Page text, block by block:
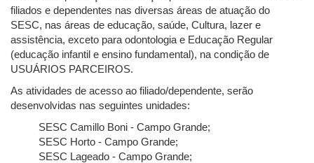
filiados e dependentes nas diversas áreas de atuação do
SESC, nas áreas de educação, saúde, Cultura, lazer e
assistência, exceto para odontologia e Educação Regular
(educação infantil e ensino fundamental), na condição de
USUÁRIOS PARCEIROS.
As atividades de acesso ao filiado/dependente, serão
desenvolvidas nas seguintes unidades:
SESC Camillo Boni - Campo Grande;
SESC Horto - Campo Grande;
SESC Lageado - Campo Grande;